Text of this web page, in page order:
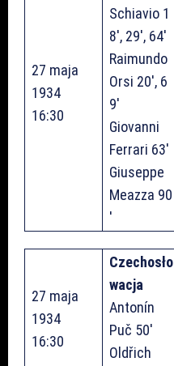
27 maja
1934
16:30
Schiavio 1
8′, 29′, 64′
Raimundo
Orsi 20′, 6
9′
Giovanni
Ferrari 63′
Giuseppe
Meazza 90
′
27 maja
1934
16:30
Czechosło
wacja
Antonín
Puč 50′
Oldřich